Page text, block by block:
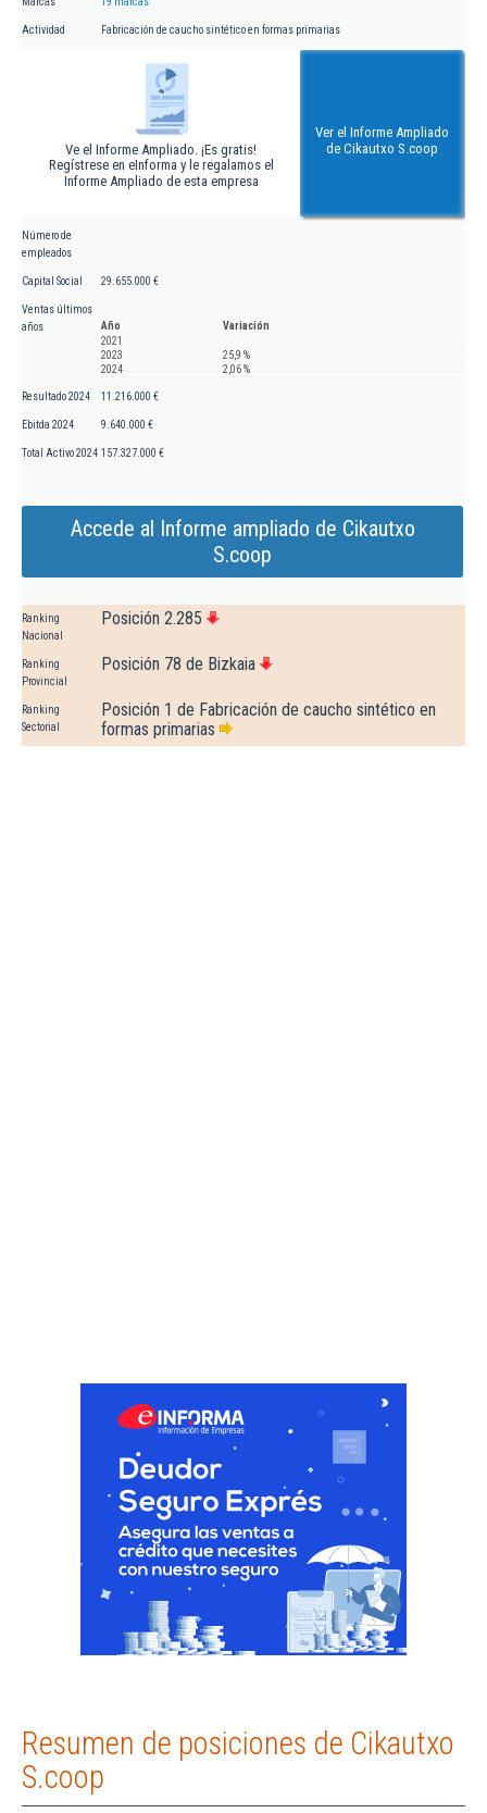
Actividad Fabricación de caucho sintético en formas primarias
Ve el Informe Ampliado. ¡Es gratis!
Regístrese en eInforma y le regalamos el
Informe Ampliado de esta empresa
Ver el Informe Ampliado
de Cikautxo S.coop
Número de
empleados
Capital Social 29.655.000 €
Ventas últimos
años
Año
Variación
2021
2023
25,9 %
2024
2,06 %
Resultado 2024 11.216.000 €
Ebitda 2024 9.640.000 €
Total Activo 2024 157.327.000 €
Accede al Informe ampliado de Cikautxo
S.coop
Ranking
Nacional
Posición 2.285
Ranking
Provincial
Posición 78 de Bizkaia
Ranking
Sectorial
Posición 1 de Fabricación de caucho sintético en
formas primarias
Resumen de posiciones de Cikautxo
S.coop